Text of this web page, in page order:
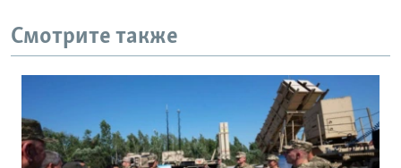
Смотрите также